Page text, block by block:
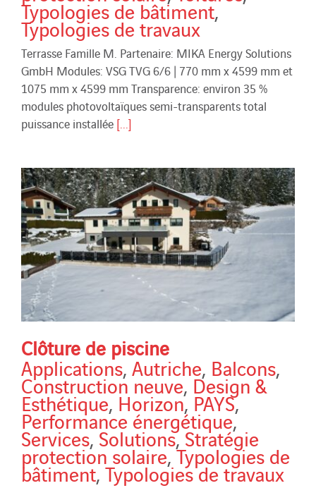
Typologies de bâtiment,
Typologies de travaux
Terrasse Famille M. Partenaire: MIKA Energy Solutions
GmbH Modules: VSG TVG 6/6 | 770 mm x 4599 mm et
1075 mm x 4599 mm Transparence: environ 35 %
modules photovoltaïques semi-transparents total
puissance installée [...]
Clôture de piscine
Applications, Autriche, Balcons,
Construction neuve,Design &
Esthétique,Horizon, PAYS,
Performance énergétique,
Services,Solutions,Stratégie
protection solaire,Typologies de
bâtiment,Typologies de travaux